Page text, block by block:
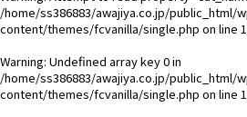
/home/ss386883/awajiya.co.jp/public_html/
content/themes/fcvanilla/single.php on line
Warning: Undefined array key 0 in
/home/ss386883/awajiya.co.jp/public_html/
content/themes/fcvanilla/single.php on line